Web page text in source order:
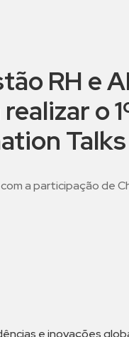
RH e
o
Talks
a participação de